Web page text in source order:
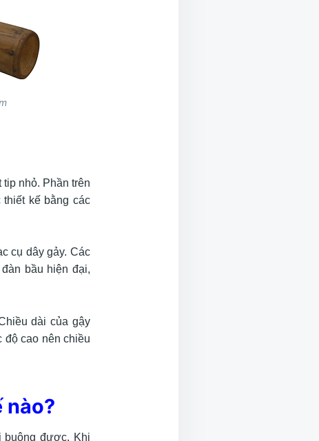
nhỏ. Phần trên
kế bằng các
cụ dây gảy. Các
bầu hiện đại,
dài của gậy
độ cao nên chiều
nào?
buông được. Khi